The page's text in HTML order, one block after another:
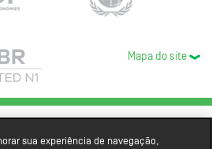
Mapa do site
sua experiência de navegação,